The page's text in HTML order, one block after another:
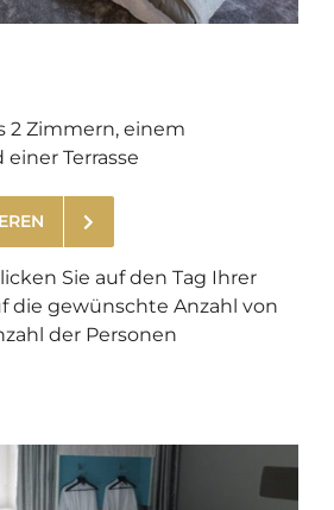
2 Zimmern, einem
Terrasse
Sie auf den Tag Ihrer
die gewünschte Anzahl von
der Personen